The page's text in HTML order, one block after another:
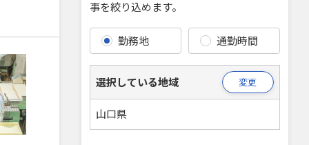
事を絞り込めます。
勤務地 通勤時間
選択している地域 変更
山口県